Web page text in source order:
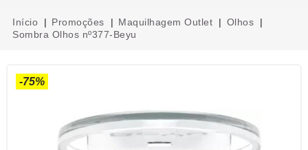
Início Promoções Maquilhagem Outlet
Olhos
Sombra Olhos nº377-Beyu
-75%